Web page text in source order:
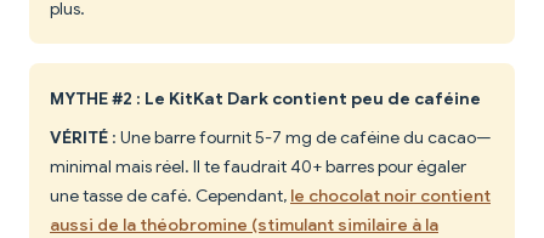
plus.
MYTHE #2 : Le KitKat Dark contient peu de caféine
VÉRITÉ : Une barre fournit 5-7 mg de caféine du cacao—
minimal mais réel. Il te faudrait 40+ barres pour égaler
une tasse de café. Cependant, le chocolat noir contient
aussi de la théobromine (stimulant similaire à la